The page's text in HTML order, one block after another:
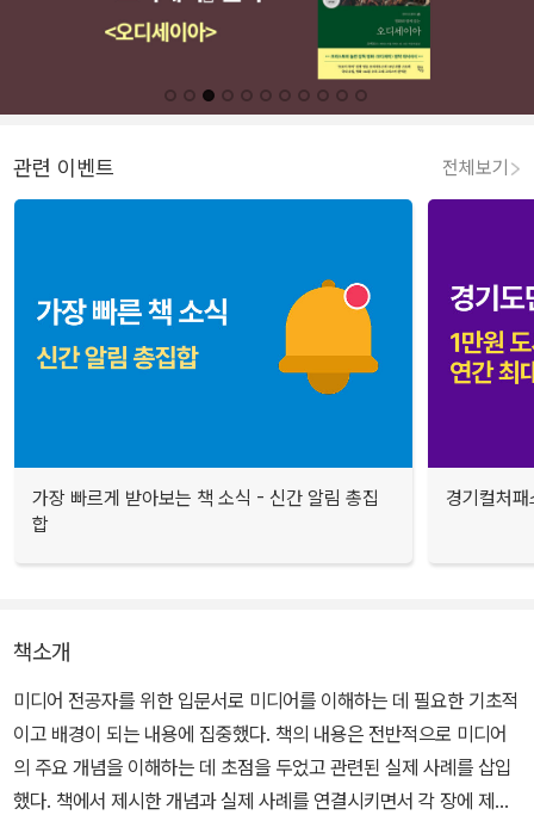
관련 이벤트 전체보기
가장 빠르게 받아보는 책 소식 - 신간 알림 총집
합
경기컬처
책소개
미디어 전공자를 위한 입문서로 미디어를 이해하는 데 필요한 기초적
이고 배경이 되는 내용에 집중했다. 책의 내용은 전반적으로 미디어
의 주요 개념을 이해하는 데 초점을 두었고 관련된 실제 사례를 삽입
했다. 책에서 제시한 개념과 실제 사례를 연결시키면서 각 장에 제시